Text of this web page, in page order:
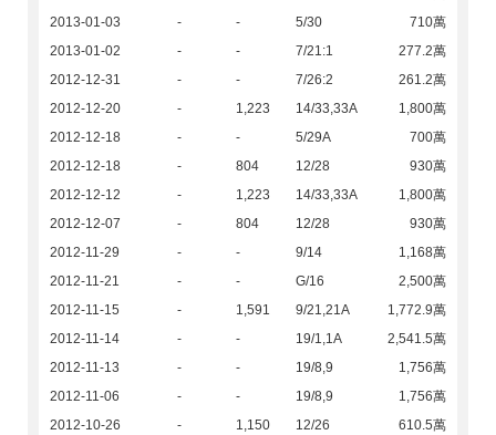
2013-01-03
- - 5/30
710萬
2013-01-02
- - 7/21:1
277.2萬
2012-12-31
- - 7/26:2
261.2萬
2012-12-20
- 1,223 14/33,33A
1,800萬
2012-12-18
- - 5/29A
700萬
2012-12-18
- 804 12/28
930萬
2012-12-12
- 1,223 14/33,33A
1,800萬
2012-12-07
- 804 12/28
930萬
2012-11-29
- - 9/14
1,168萬
2012-11-21
- - G/16
2,500萬
2012-11-15
- 1,591 9/21,21A
1,772.9萬
2012-11-14
- - 19/1,1A
2,541.5萬
2012-11-13
- - 19/8,9
1,756萬
2012-11-06
- - 19/8,9
1,756萬
2012-10-26
- 1,150 12/26
610.5萬